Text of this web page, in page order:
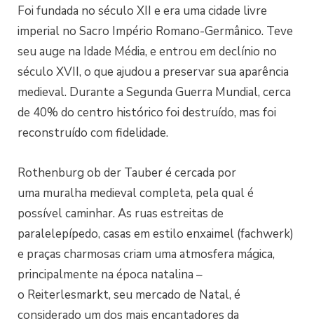
Foi fundada no século XII e era uma cidade livre
imperial no Sacro Império Romano-Germânico. Teve
seu auge na Idade Média, e entrou em declínio no
século XVII, o que ajudou a preservar sua aparência
medieval. Durante a Segunda Guerra Mundial, cerca
de 40% do centro histórico foi destruído, mas foi
reconstruído com fidelidade.
Rothenburg ob der Tauber é cercada por
uma muralha medieval completa, pela qual é
possível caminhar. As ruas estreitas de
paralelepípedo, casas em estilo enxaimel (fachwerk)
e praças charmosas criam uma atmosfera mágica,
principalmente na época natalina –
o Reiterlesmarkt, seu mercado de Natal, é
considerado um dos mais encantadores da